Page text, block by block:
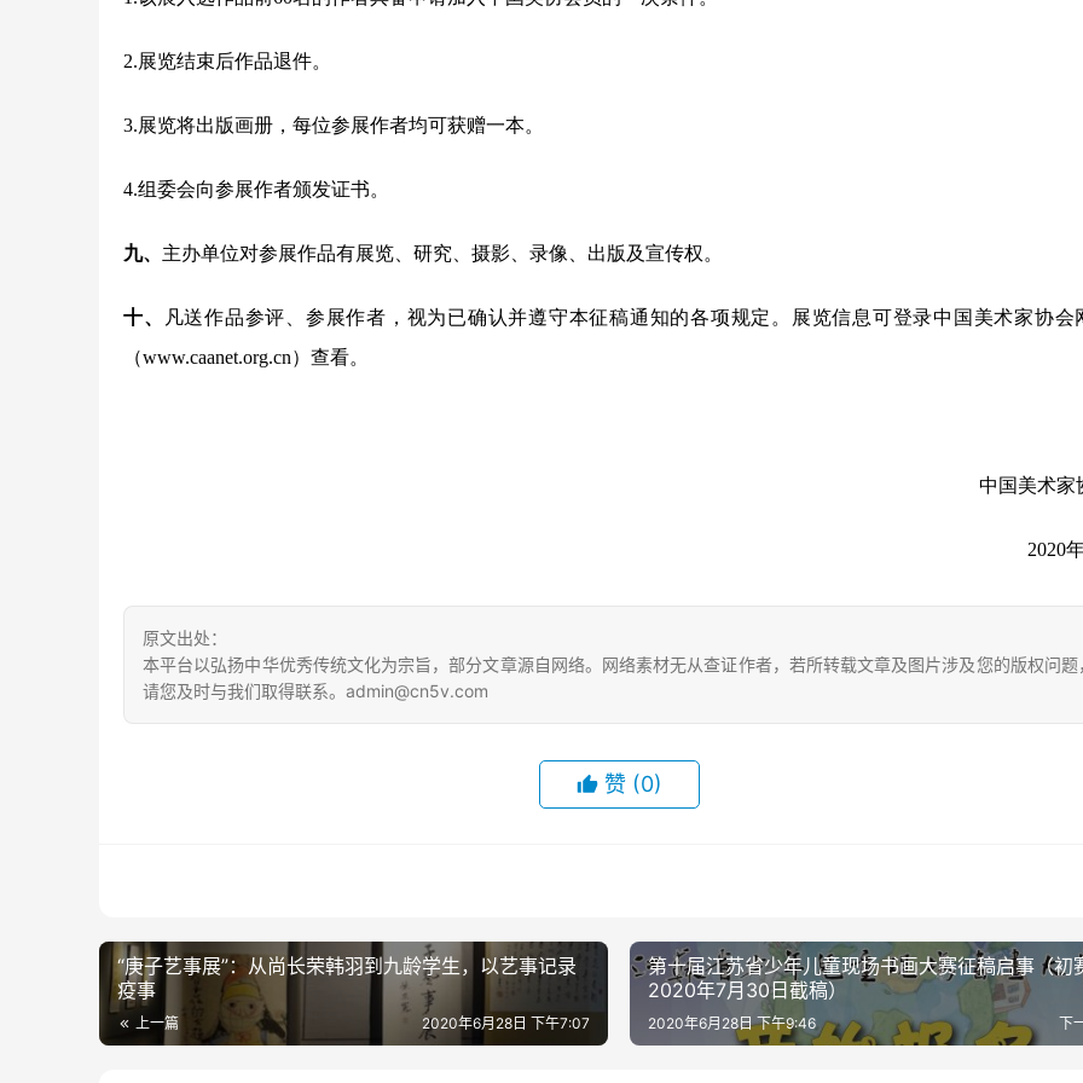
2.展览结束后作品退件。
3.展览将出版画册，每位参展作者均可获赠一本。
4.组委会向参展作者颁发证书。
九、 主办单位对参展作品有展览、研究、摄影、录像、出版及宣传权。
十、
凡送作品参评、参展作者，视为已确认并遵守本征稿通知的各项规定。展览信息可登录中国美术家协会
（www.caanet.org.cn）查看。
中国美术家
2020
原文出处：
本平台以弘扬中华优秀传统文化为宗旨，部分文章源自网络。网络素材无从查证作者，若所转载文章及图片涉及您的版权问题
请您及时与我们取得联系。admin@cn5v.com
赞 (0)
“庚子艺事展”：从尚长荣韩羽到九龄学生，以艺事记录
疫事
上一篇 2020年6月28日 下午7:07
第十届江苏省少年儿童现场书画大赛征稿启事（初
2020年7月30日截稿）
下
2020年6月28日 下午9:46